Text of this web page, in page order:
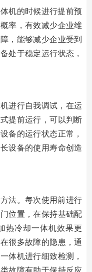
机的时候进行提前预
率，有效减少企业维
，能够减少企业受到
处于稳定运行状态，
进行自我调试，在运
提前运行，可以判断
备的运行状态正常，
设备的使用寿命创造
法。每次使用前进行
位置，在保持基础配
热冷却一体机效果更
很多故障的隐患，通
体机进行细致检测，
故障有助于保持反应